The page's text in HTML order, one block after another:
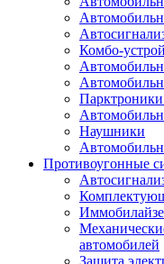
Комбо-
Наушники
Противоугонные
автомобилей
Защита